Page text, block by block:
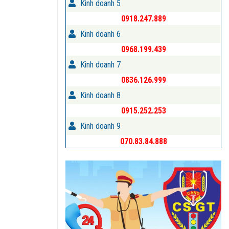
Kinh doanh 5
0918.247.889
Kinh doanh 6
0968.199.439
Kinh doanh 7
0836.126.999
Kinh doanh 8
0915.252.253
Kinh doanh 9
070.83.84.888